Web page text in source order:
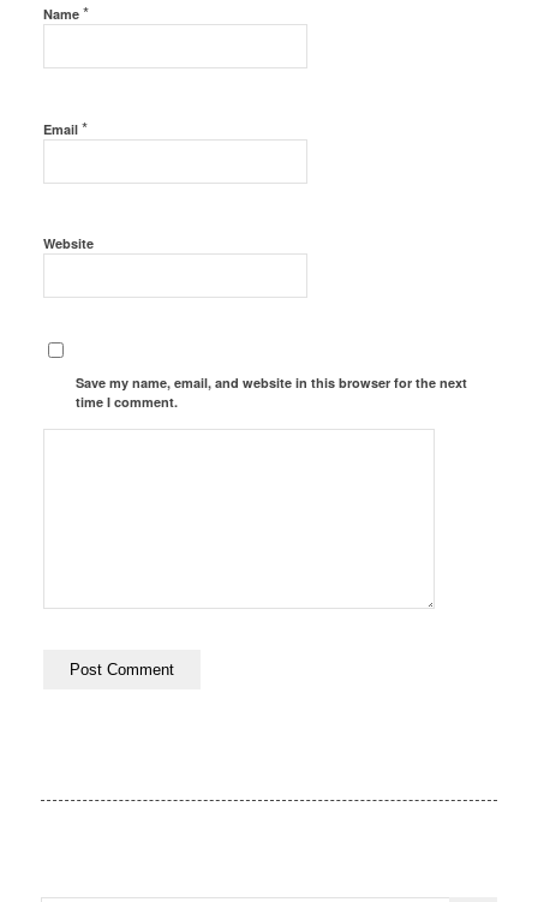
Name *
Email *
Website
Save my name, email, and website in this browser for the next
time I comment.